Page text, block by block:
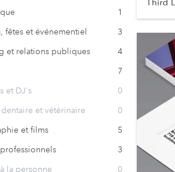
1
fêtes et événementiel
3
et relations publiques
4
7
et DJ's
0
et vétérinaire
0
et films
5
3
la personne
0